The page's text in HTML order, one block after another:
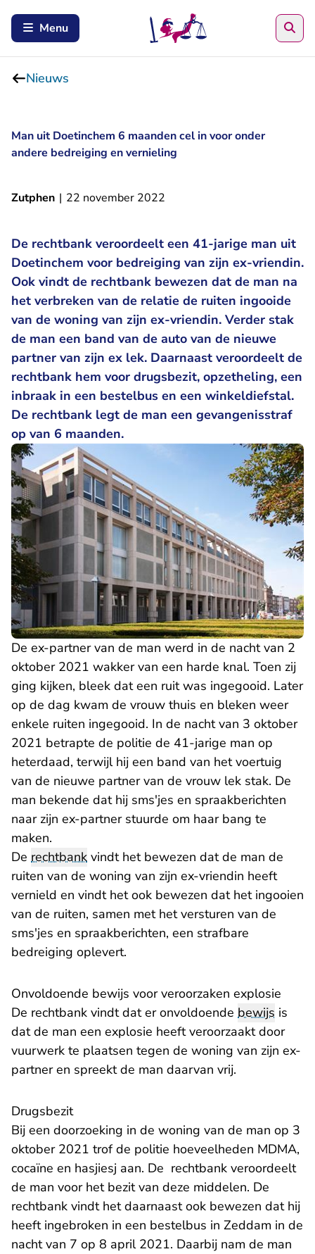
Menu
Nieuws
Man uit Doetinchem 6 maanden cel in voor onder
andere bedreiging en vernieling
Zutphen | 22 november 2022
De rechtbank veroordeelt een 41-jarige man uit
Doetinchem voor bedreiging van zijn ex-vriendin.
Ook vindt de rechtbank bewezen dat de man na
het verbreken van de relatie de ruiten ingooide
van de woning van zijn ex-vriendin. Verder stak
de man een band van de auto van de nieuwe
partner van zijn ex lek. Daarnaast veroordeelt de
rechtbank hem voor drugsbezit, opzetheling, een
inbraak in een bestelbus en een winkeldiefstal.
De rechtbank legt de man een gevangenisstraf
op van 6 maanden.
De ex-partner van de man werd in de nacht van 2
oktober 2021 wakker van een harde knal. Toen zij
ging kijken, bleek dat een ruit was ingegooid. Later
op de dag kwam de vrouw thuis en bleken weer
enkele ruiten ingegooid. In de nacht van 3 oktober
2021 betrapte de politie de 41-jarige man op
heterdaad, terwijl hij een band van het voertuig
van de nieuwe partner van de vrouw lek stak. De
man bekende dat hij sms'jes en spraakberichten
naar zijn ex-partner stuurde om haar bang te
maken.
De rechtbank vindt het bewezen dat de man de
ruiten van de woning van zijn ex-vriendin heeft
vernield en vindt het ook bewezen dat het ingooien
van de ruiten, samen met het versturen van de
sms'jes en spraakberichten, een strafbare
bedreiging oplevert.
Onvoldoende bewijs voor veroorzaken explosie
De rechtbank vindt dat er onvoldoende bewijs is
dat de man een explosie heeft veroorzaakt door
vuurwerk te plaatsen tegen de woning van zijn ex-
partner en spreekt de man daarvan vrij.
Drugsbezit
Bij een doorzoeking in de woning van de man op 3
oktober 2021 trof de politie hoeveelheden MDMA,
cocaïne en hasjiesj aan. De rechtbank veroordeelt
de man voor het bezit van deze middelen. De
rechtbank vindt het daarnaast ook bewezen dat hij
heeft ingebroken in een bestelbus in Zeddam in de
nacht van 7 op 8 april 2021. Daarbij nam de man